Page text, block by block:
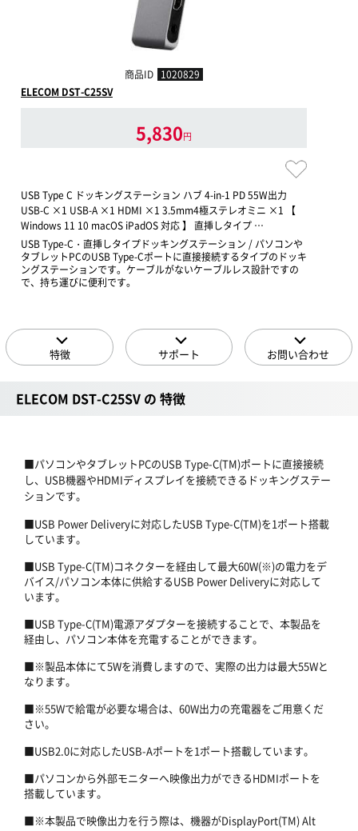
商品ID 1020829
ELECOM DST-C25SV
5,830円
USB Type C ドッキングステーション ハブ 4-in-1 PD 55W出力
USB-C ×1 USB-A ×1 HDMI ×1 3.5mm4極ステレオミニ ×1 【
Windows 11 10 macOS iPadOS 対応 】 直挿しタイプ …
USB Type-C・直挿しタイプドッキングステーション / パソコンや
タブレットPCのUSB Type-Cポートに直接接続するタイプのドッキ
ングステーションです。ケーブルがないケーブルレス設計ですの
で、持ち運びに便利です。
特徴 サポート お問い合わせ
ELECOM DST-C25SV の 特徴
■パソコンやタブレットPCのUSB Type-C(TM)ポートに直接接続
し、USB機器やHDMIディスプレイを接続できるドッキングステー
ションです。
■USB Power Deliveryに対応したUSB Type-C(TM)を1ポート搭載
しています。
■USB Type-C(TM)コネクターを経由して最大60W(※)の電力をデ
バイス/パソコン本体に供給するUSB Power Deliveryに対応して
います。
■USB Type-C(TM)電源アダプターを接続することで、本製品を
経由し、パソコン本体を充電することができます。
■※製品本体にて5Wを消費しますので、実際の出力は最大55Wと
なります。
■※55Wで給電が必要な場合は、60W出力の充電器をご用意くだ
さい。
■USB2.0に対応したUSB-Aポートを1ポート搭載しています。
■パソコンから外部モニターへ映像出力ができるHDMIポートを
搭載しています。
■※本製品で映像出力を行う際は、機器がDisplayPort(TM) Alt